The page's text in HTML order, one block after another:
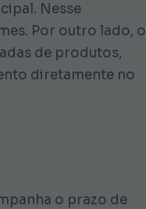
Nesse
Por outro lado, o
de produtos,
diretamente no
o prazo de